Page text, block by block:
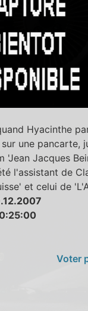
Hyacinthe
une pancarte,
'Jean Jacques
l'assistant de
et celui de
Voter